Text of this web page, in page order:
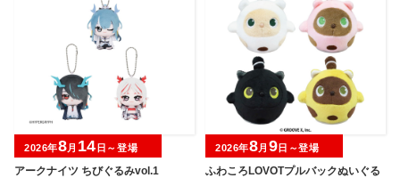
アークナイツ ちびぐるみvol.1
2026年8月 14 日～登場
ふわころLOVOTプルバックぬいぐる
2026年8月 9日～登場